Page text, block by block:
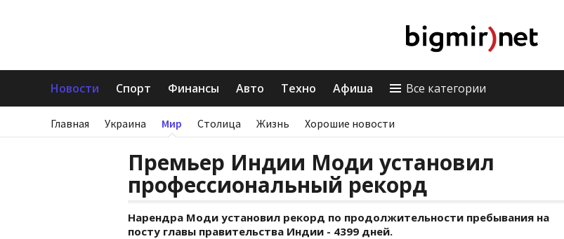
Новости Спорт Финансы Авто Техно Афиша Все категории
Главная Украина Мир Столица Жизнь Хорошие новости
Премьер Индии Моди установил
профессиональный рекорд
Нарендра Моди установил рекорд по продолжительности пребывания на
посту главы правительства Индии - 4399 дней.